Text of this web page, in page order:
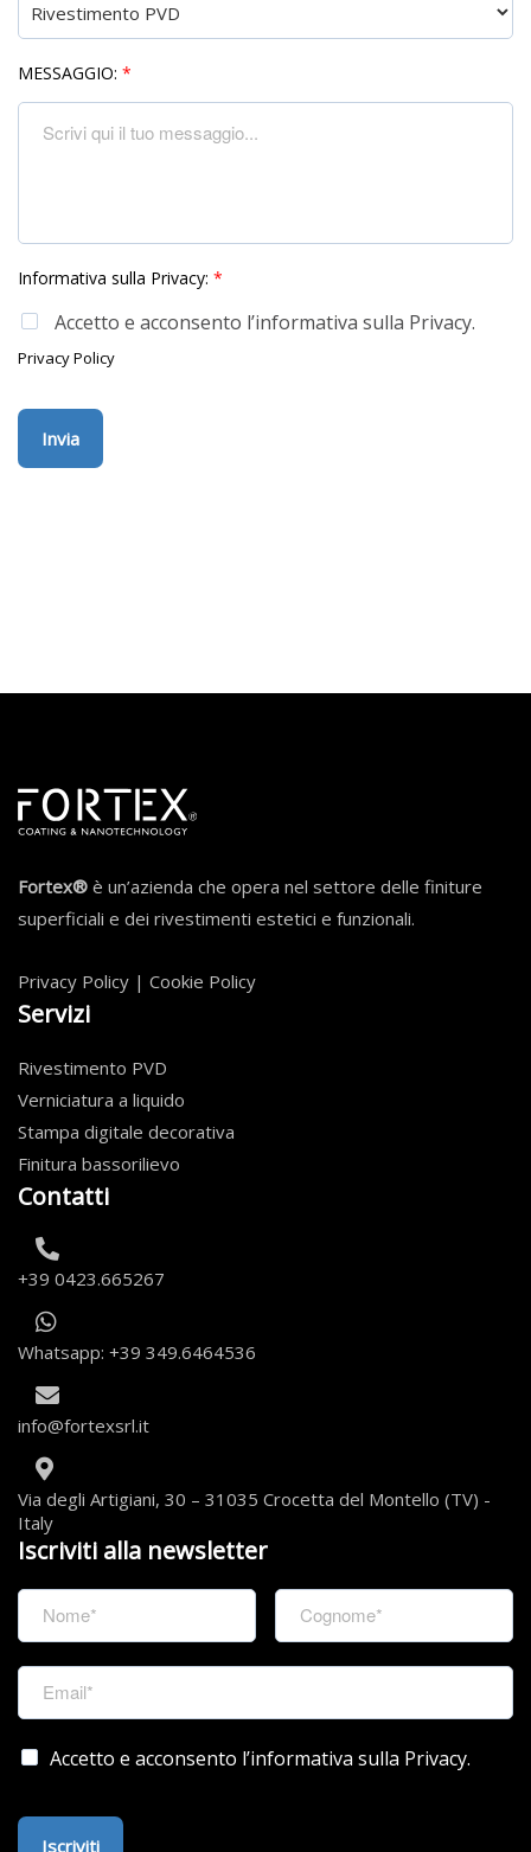
MESSAGGIO: *
Informativa sulla Privacy: *
Accetto e acconsento l’informativa sulla Privacy.
Privacy Policy
Invia
Fortex® è un’azienda che opera nel settore delle finiture
superficiali e dei rivestimenti estetici e funzionali.
Privacy Policy | Cookie Policy
Servizi
Rivestimento PVD
Verniciatura a liquido
Stampa digitale decorativa
Finitura bassorilievo
Contatti
+39 0423.665267
Whatsapp: +39 349.6464536
info@fortexsrl.it
Via degli Artigiani, 30 – 31035 Crocetta del Montello (TV) -
Italy
Iscriviti alla newsletter
Accetto e acconsento l’informativa sulla Privacy.
Iscriviti